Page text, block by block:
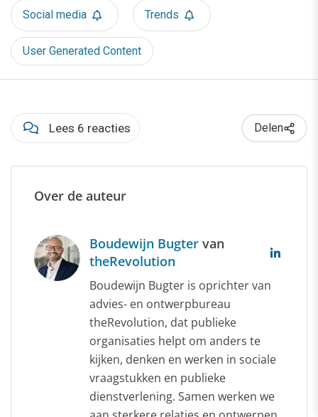
Social media Trends
User Generated Content
Lees 6 reacties Delen
Over de auteur
Boudewijn Bugter van
theRevolution
Boudewijn Bugter is oprichter van
advies- en ontwerpbureau
theRevolution, dat publieke
organisaties helpt om anders te
kijken, denken en werken in sociale
vraagstukken en publieke
dienstverlening. Samen werken we